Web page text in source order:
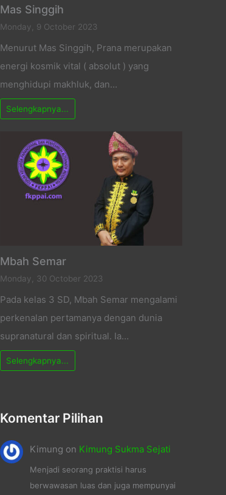
Mas Singgih
Monday, 9 October 2023
Menurut Mas Singgih, Prana merupakan
energi kosmik vital ( absolut ) yang
menghidupi makhluk, dan…
Selengkapnya...
Mbah Semar
Monday, 30 October 2023
Pada kelas 3 SD, Mbah Semar mengalami
perkenalan pertamanya dengan dunia
supranatural dan spiritual. Ia…
Selengkapnya...
Komentar Pilihan
Kimung on Kimung Sukma Sejati
Menjadi seorang praktisi harus
berwawasan luas dan juga mempunyai